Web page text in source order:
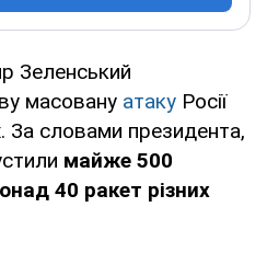
Зеленський
масовану атаку Росії
За словами президента,
майже 500
40 ракет різних